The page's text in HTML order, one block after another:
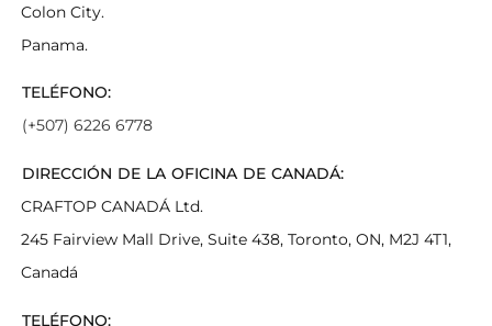
Colon City.
Panama.
TELÉFONO:
(+507) 6226 6778
DIRECCIÓN DE LA OFICINA DE CANADÁ:
CRAFTOP CANADÁ Ltd.
245 Fairview Mall Drive, Suite 438, Toronto, ON, M2J 4T1,
Canadá
TELÉFONO: